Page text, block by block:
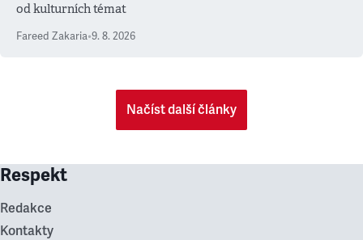
od kulturních témat
Fareed Zakaria•9. 8. 2026
Načíst další články
Respekt
Redakce
Kontakty